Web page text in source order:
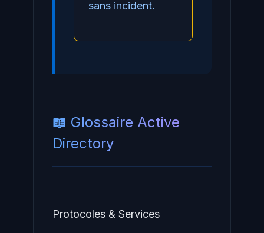
sans incident.
📖 Glossaire Active
Directory
Protocoles & Services